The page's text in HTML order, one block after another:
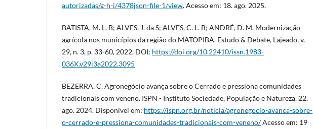
autorizadas/g-h-i/4378json-file-1/view. Acesso em: 18. ago. 2025.
BATISTA, M. L. B; ALVES, J. da S; ALVES, C. L. B; ANDRÉ, D. M. Modernização
agrícola nos municípios da região do MATOPIBA. Estudo & Debate, Lajeado, v.
29, n. 3, p. 33-60, 2022. DOI: https://doi.org/10.22410/issn.1983-
036X.v29i3a2022.3095
BEZERRA. C. Agronegócio avança sobre o Cerrado e pressiona comunidades
tradicionais com veneno. ISPN - Instituto Sociedade, População e Natureza. 22.
ago. 2024. Disponível em: https://ispn.org.br/noticia/agronegocio-avanca-sobre-
o-cerrado-e-pressiona-comunidades-tradicionais-com-veneno/Acesso em: 19